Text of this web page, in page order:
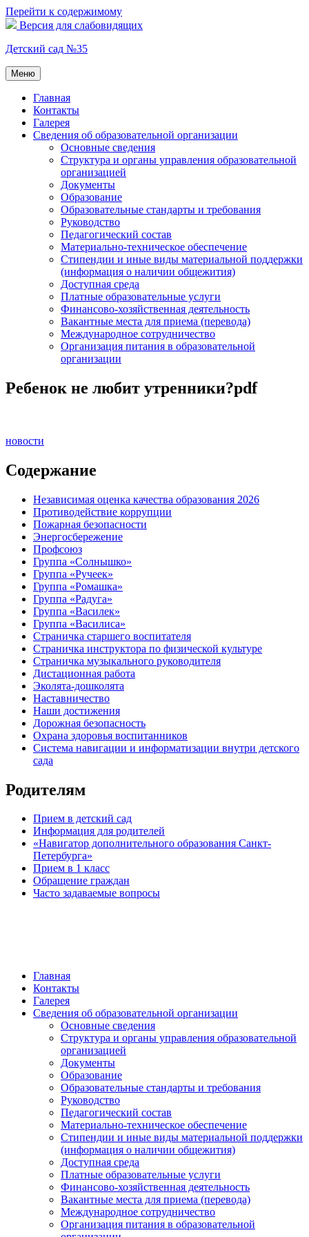
Перейти к содержимому
Версия для слабовидящих
Детский сад №35
Меню
Главная
Контакты
Галерея
Сведения об образовательной организации
Основные сведения
Структура и органы управления образовательной
организацией
Документы
Образование
Образовательные стандарты и требования
Руководство
Педагогический состав
Материально-техническое обеспечение
Стипендии и иные виды материальной поддержки
(информация о наличии общежития)
Доступная среда
Платные образовательные услуги
Финансово-хозяйственная деятельность
Вакантные места для приема (перевода)
Международное сотрудничество
Организация питания в образовательной
организации
Ребенок не любит утренники?pdf
новости
Содержание
Независимая оценка качества образования 2026
Противодействие коррупции
Пожарная безопасности
Энергосбережение
Профсоюз
Группа «Солнышко»
Группа «Ручеек»
Группа «Ромашка»
Группа «Радуга»
Группа «Василек»
Группа «Василиса»
Страничка старшего воспитателя
Страничка инструктора по физической культуре
Страничка музыкального руководителя
Дистационная работа
Эколята-дошколята
Наставничество
Наши достижения
Дорожная безопасность
Охрана здоровья воспитанников
Система навигации и информатизации внутри детского
сада
Родителям
Прием в детский сад
Информация для родителей
«Навигатор дополнительного образования Санкт-
Петербурга»
Прием в 1 класс
Обращение граждан
Часто задаваемые вопросы
Главная
Контакты
Галерея
Сведения об образовательной организации
Основные сведения
Структура и органы управления образовательной
организацией
Документы
Образование
Образовательные стандарты и требования
Руководство
Педагогический состав
Материально-техническое обеспечение
Стипендии и иные виды материальной поддержки
(информация о наличии общежития)
Доступная среда
Платные образовательные услуги
Финансово-хозяйственная деятельность
Вакантные места для приема (перевода)
Международное сотрудничество
Организация питания в образовательной